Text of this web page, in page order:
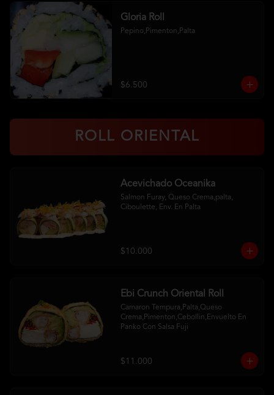
Gloria Roll
Pepino,Pimenton,Palta
$6.500
ROLL ORIENTAL
Acevichado Oceanika
Salmon Furay, Queso Crema,palta,
Ciboulette, Env. En Palta
$10.000
Ebi Crunch Oriental Roll
Camaron Tempura,Palta,Queso
Crema,Pimenton,Cebollin,Envuelto En
Panko Con Salsa Fuji
$11.000